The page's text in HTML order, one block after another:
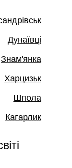
Дунаївці
Знам'янка
Харцизьк
Шпола
Кагарлик